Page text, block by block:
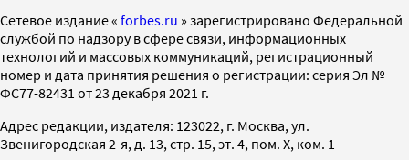
Cетевое издание « forbes.ru » зарегистрировано Федеральной
службой по надзору в сфере связи, информационных
технологий и массовых коммуникаций, регистрационный
номер и дата принятия решения о регистрации: серия Эл №
ФС77-82431 от 23 декабря 2021 г.
Адрес редакции, издателя: 123022, г. Москва, ул.
Звенигородская 2-я, д. 13, стр. 15, эт. 4, пом. X, ком. 1